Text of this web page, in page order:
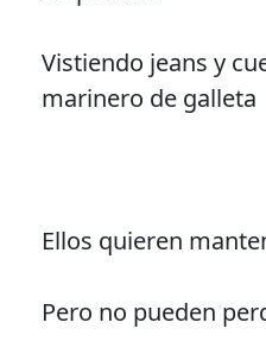
Vistiendo jeans y
marinero de galleta
Ellos quieren
Pero no pueden